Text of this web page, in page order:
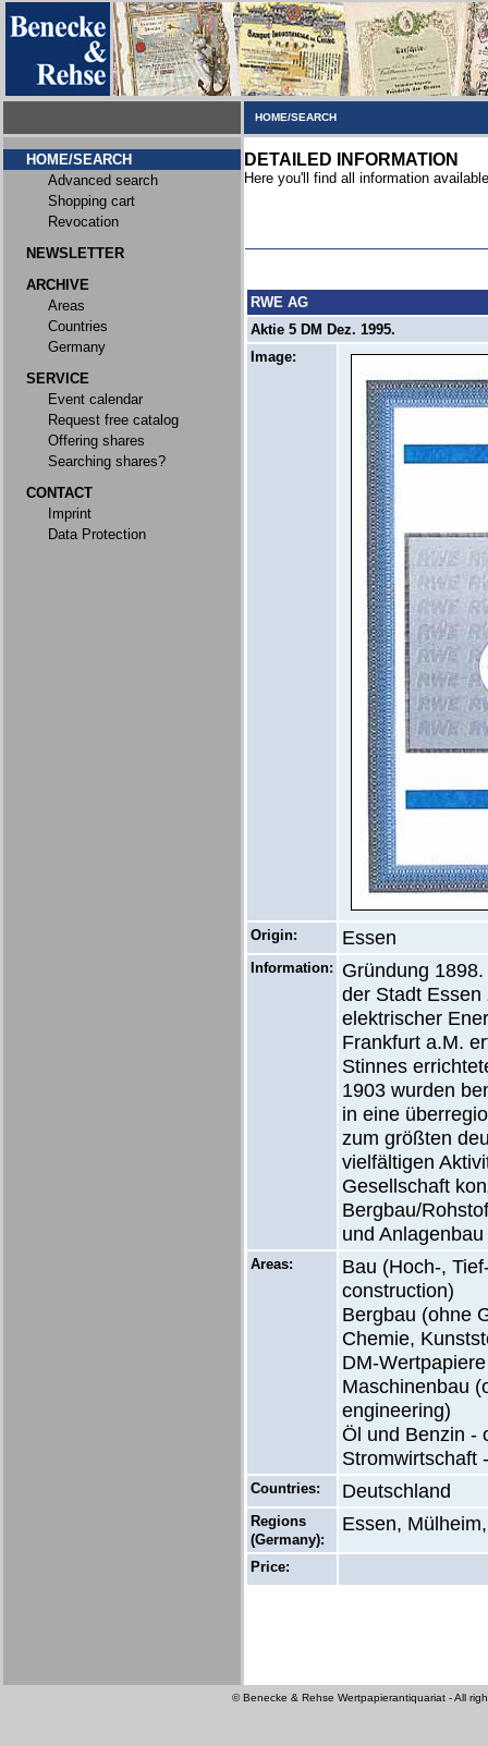
HOME/SEARCH
HOME/SEARCH
Advanced search
Shopping cart
Revocation
NEWSLETTER
ARCHIVE
Areas
Countries
Germany
SERVICE
Event calendar
Request free catalog
Offering shares
Searching shares?
CONTACT
Imprint
Data Protection
DETAILED INFORMATION
Here you'll find all information
RWE AG
Aktie 5 DM Dez. 1995.
Image:
Origin: Essen
Information:
Gründung
der Stadt
elektrischer
Frankfurt a.M.
Stinnes
1903 wurden
in eine
zum größten
vielfältigen
Gesellschaft
Bergbau/
und
Areas:
Bau (Hoch-,
construction)
Bergbau (ohne
Chemie,
DM-
Maschinenbau
engineering)
Öl und Benzin -
Stromwirtschaft
Countries: Deutschland
Regions
(Germany):
Essen,
Price:
© Benecke & Rehse Wertpapierantiquariat - All